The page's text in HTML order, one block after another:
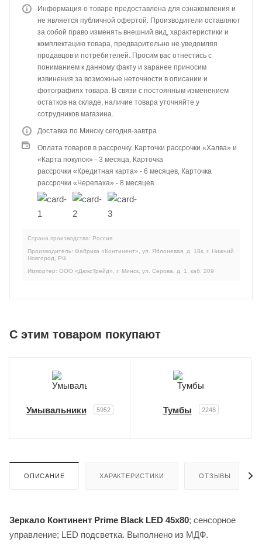
Информация о товаре предоставлена для ознакомления и
не является публичной офертой. Производители оставляют
за собой право изменять внешний вид, характеристики и
комплектацию товара, предварительно не уведомляя
продавцов и потребителей. Просим вас отнестись с
пониманием к данному факту и заранее приносим
извинения за возможные неточности в описании и
фотографиях товара. В связи с постоянным изменением
остатков на складе, наличие товара уточняйте у
сотрудников магазина.
Доставка по Минску сегодня-завтра
Оплата товаров в рассрочку. Карточки рассрочки «Халва» и
«Карта покупок» - 3 месяца, Карточка
рассрочки «Кредитная карта» - 6 месяцев, Карточка
рассрочки «Черепаха» - 8 месяцев.
Страна производства: Россия
Производитель: Фабрика «Континент», ул. Яблоневая, д. 18к, г. Нижний
Новгород, РФ
Импортер: ООО «ДюксТрейд», г. Минск, ул. Серова, д. 1, каб. 209
C этим товаром покупают
Умывальники 5952 Тумбы 2248
ОПИСАНИЕ ХАРАКТЕРИСТИКИ ОТЗЫВЫ
Зеркало Континент Prime Black LED 45х80; сенсорное
управление; LED подсветка. Выполнено из МДФ.